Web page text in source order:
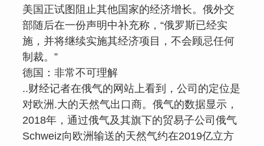
美国正试图阻止其他国家的经济增长。俄外交
部随后在一份声明中补充称，“俄罗斯已经实
施，并将继续实施其经济项目，不会顾忌任何
制裁。”
德国：非常不可理解
..财经记者在俄气的网站上看到，公司的定位是
对欧洲.大的天然气出口商。俄气的数据显示，
2018年，通过俄气及其旗下的贸易子公司俄气
Schweiz向欧洲输送的天然气约在2019亿立方